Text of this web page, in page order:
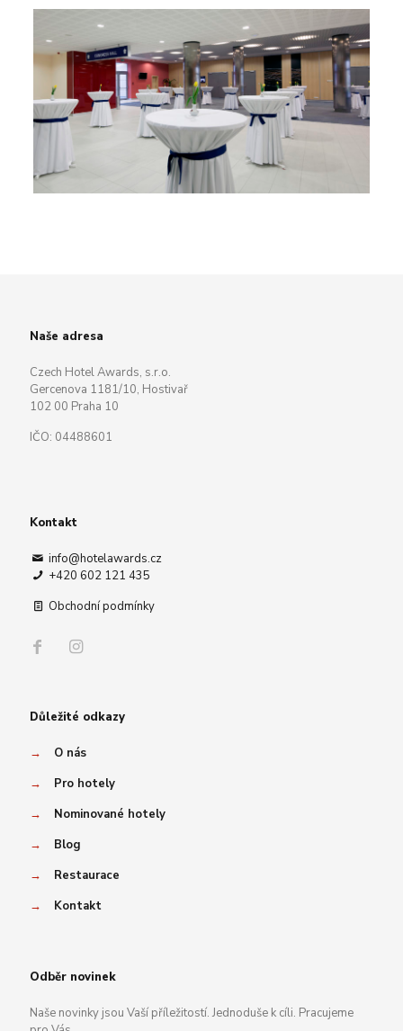
Naše adresa
Czech Hotel Awards, s.r.o.
Gercenova 1181/10, Hostivař
102 00 Praha 10
IČO: 04488601
Kontakt
info@hotelawards.cz
+420 602 121 435
Obchodní podmínky
Důležité odkazy
→
O nás
→
Pro hotely
→
Nominované hotely
→
Blog
→
Restaurace
→
Kontakt
Odběr novinek
Naše novinky jsou Vaší příležitostí. Jednoduše k cíli. Pracujeme